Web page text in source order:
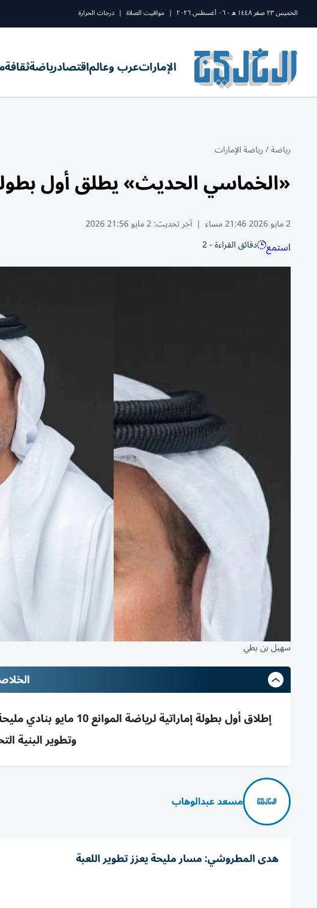
الخميس ٢٣ صفر ١٤٤٨ ه - ٠٦ أغسطس ٢٠٢٦ | مواقيت الصلاة | درجات الحرارة
الإماراتعرب وعالماقتصادرياضةثقافة
رياضة/رياضة الإمارات
«الخماسي الحديث» يطلق أول
2 مايو 2026 21:46 مساء | آخر تحديث:2 مايو 21:56 2026
استمع دقائق القراءة - 2
سهيل بن بطي
إطلاق أول بطولة
وتطوير البنية
مسعد عبدالوهاب
هدى المطروشي: مسار مليحة يعزز تطوير اللعبة